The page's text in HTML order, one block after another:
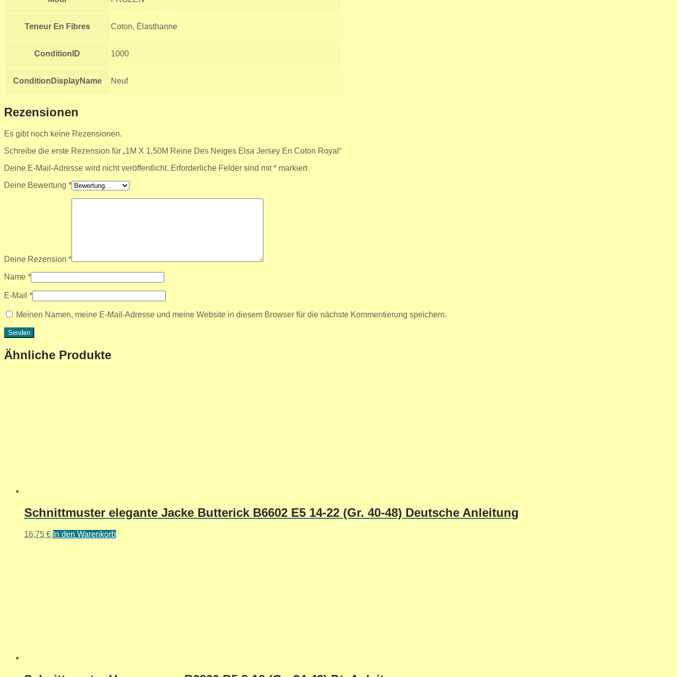
Teneur En Fibres Coton, Élasthanne
ConditionID 1000
ConditionDisplayName Neuf
Rezensionen
Es gibt noch keine Rezensionen.
Schreibe die erste Rezension für „1M X 1,50M Reine Des Neiges Elsa Jersey En Coton Royal“
Deine E-Mail-Adresse wird nicht veröffentlicht. Erforderliche Felder sind mit* markiert
Deine Bewertung *
Deine Rezension *
Name *
E-Mail *
Meinen Namen, meine E-Mail-Adresse und meine Website in diesem Browser für die nächste Kommentierung speichern.
Ähnliche Produkte
Schnittmuster elegante Jacke Butterick B6602 E5 14-22 (Gr. 40-48) Deutsche Anleitung
16,75 € In den Warenkorb